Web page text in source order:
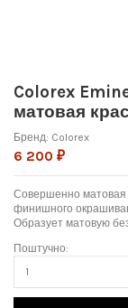
Colorex
матовая
Бренд: Colorex
6 200 ₽
Совершенно матовая
финишного
Образует матовую
Поштучно: